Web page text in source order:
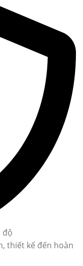
độ
thiết kế đến hoàn